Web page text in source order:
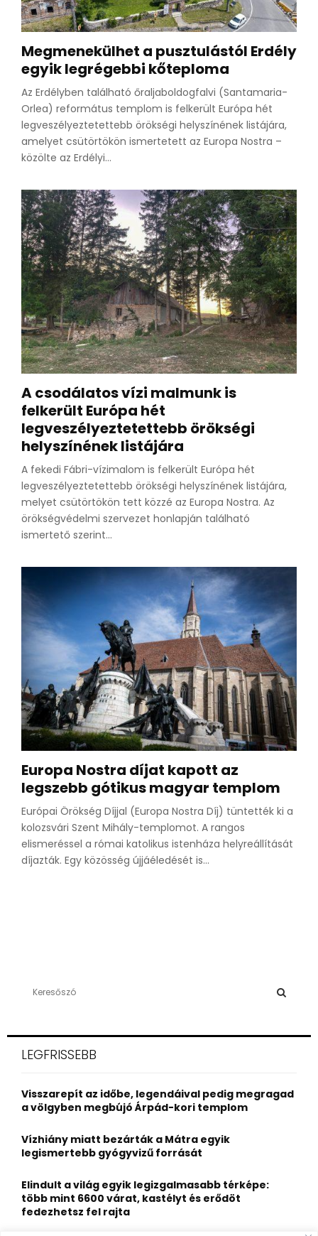
Megmenekülhet a pusztulástól Erdély
egyik legrégebbi kőteploma
Az Erdélyben található őraljaboldogfalvi (Santamaria-
Orlea) református templom is felkerült Európa hét
legveszélyeztetettebb örökségi helyszínének listájára,
amelyet csütörtökön ismertetett az Europa Nostra –
közölte az Erdélyi...
A csodálatos vízi malmunk is
felkerült Európa hét
legveszélyeztetettebb örökségi
helyszínének listájára
A fekedi Fábri-vízimalom is felkerült Európa hét
legveszélyeztetettebb örökségi helyszínének listájára,
melyet csütörtökön tett közzé az Europa Nostra. Az
örökségvédelmi szervezet honlapján található
ismertető szerint...
Europa Nostra díjat kapott az
legszebb gótikus magyar templom
Európai Örökség Díjjal (Europa Nostra Díj) tüntették ki a
kolozsvári Szent Mihály-templomot. A rangos
elismeréssel a római katolikus istenháza helyreállítását
díjazták. Egy közösség újjáéledését is...
h
o
r
LEGFRISSEBB
Visszarepít az időbe, legendáival pedig megragad
a völgyben megbújó Árpád-kori templom
Vízhiány miatt bezárták a Mátra egyik
legismertebb gyógyvizű forrását
Elindult a világ egyik legizgalmasabb térképe:
több mint 6600 várat, kastélyt és erődöt
fedezhetsz fel rajta